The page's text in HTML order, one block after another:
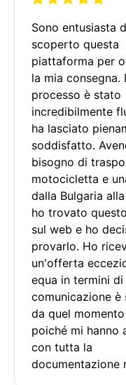
Sono entusiasta
scoperto questa
piattaforma per
la mia consegna.
processo è stato
incredibilmente
ha lasciato
soddisfatto.
bisogno di
motocicletta e
dalla Bulgaria
ho trovato
sul web e ho
provarlo. Ho
un'offerta
equa in termini di
comunicazione è
da quel
poiché mi hanno
con tutta la
documentazione